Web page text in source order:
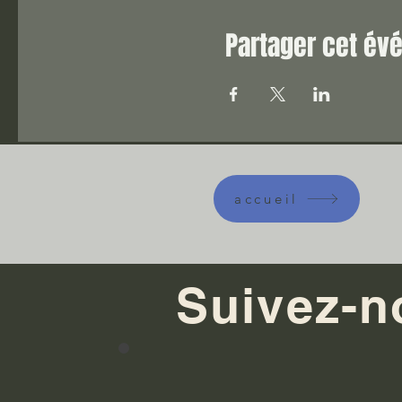
Partager cet
accueil
Suivez-